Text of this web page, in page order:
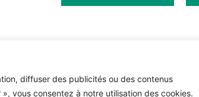
diffuser des publicités ou des contenus
vous consentez à notre utilisation des cookies.
Site réalisé par Abergraphique